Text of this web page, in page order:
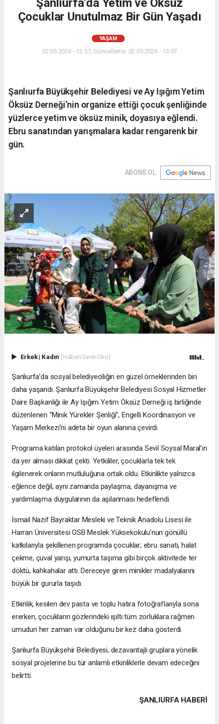
Çocuklar Unutulmaz Bir Gün Yaşadı
YAŞAM
02.05.2026 - 12:57, Güncelleme: 02.05.2026 - 13:07
Şanlıurfa Büyükşehir Belediyesi ve Ay Işığım Yetim
Öksüz Derneği’nin organize ettiği çocuk şenliğinde
yüzlerce yetim ve öksüz minik, doyasıya eğlendi.
Ebru sanatından yarışmalara kadar rengarenk bir
gün.
ABONE OL
Erkek| Kadın (Haberi Sesli Oku)
Şanlıurfa’da sosyal belediyeciliğin en güzel örneklerinden biri
daha yaşandı. Şanlıurfa Büyükşehir Belediyesi Sosyal Hizmetler
Daire Başkanlığı ile Ay Işığım Yetim Öksüz Derneği iş birliğinde
düzenlenen “Minik Yürekler Şenliği”, Engelli Koordinasyon ve
Yaşam Merkezi’ni adeta bir oyun alanına çevirdi.
Programa katılan protokol üyeleri arasında Sevil Soysal Maral’ın
da yer alması dikkat çekti. Yetkililer, çocuklarla tek tek
ilgilenerek onların mutluluğuna ortak oldu. Etkinlikte yalnızca
eğlence değil, aynı zamanda paylaşma, dayanışma ve
yardımlaşma duygularının da aşılanması hedeflendi.
İsmail Nazif Bayraktar Mesleki ve Teknik Anadolu Lisesi ile
Harran Üniversitesi OSB Meslek Yüksekokulu’nun gönüllü
katkılarıyla şekillenen programda çocuklar; ebru sanatı, halat
çekme, çuval yarışı, yumurta taşıma gibi birçok aktivitede ter
döktü, kahkahalar attı. Dereceye giren minikler madalyalarını
büyük bir gururla taşıdı.
Etkinlik, kesilen dev pasta ve toplu hatıra fotoğraflarıyla sona
ererken, çocukların gözlerindeki ışıltı tüm zorluklara rağmen
umudun her zaman var olduğunu bir kez daha gösterdi.
Şanlıurfa Büyükşehir Belediyesi, dezavantajlı gruplara yönelik
sosyal projelerine bu tür anlamlı etkinliklerle devam edeceğini
belirtti.
ŞANLIURFA HABERİ